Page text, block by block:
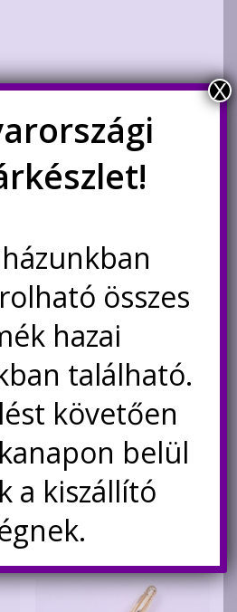
Tördelhető tüskesor 40 pin 1
soros egyenes többféle
190Ft – 210 Ft
Ártartomány:
190Ft
Opciók választása
több
összes
hazai
található.
követően
belül
a kiszállító
X